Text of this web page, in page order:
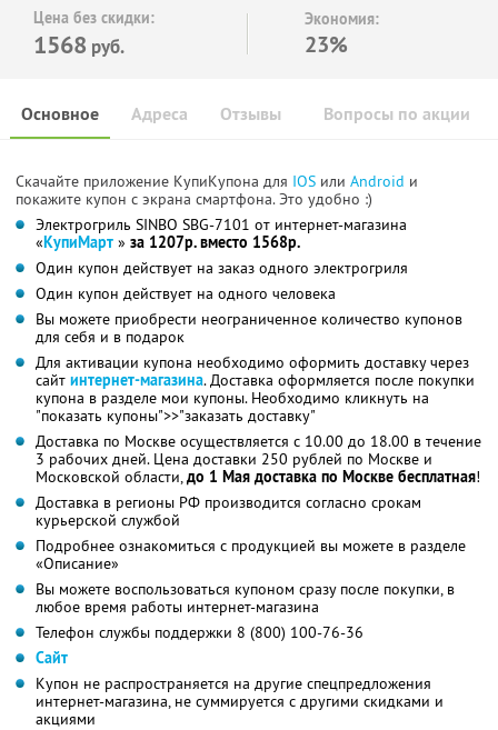
Цена без скидки:
1568 руб.
Экономия:
23%
Основное Отзывы Вопросы по акции
Адреса
Скачайте приложение КупиКупона для IOS или Android и
покажите купон с экрана смартфона. Это удобно :)
Электрогриль SINBO SBG-7101 от интернет-магазина
«КупиМарт » за 1207р. вместо 1568р.
Один купон действует на заказ одного электрогриля
Один купон действует на одного человека
Вы можете приобрести неограниченное количество купонов
для себя и в подарок
Для активации купона необходимо оформить доставку через
сайт интернет-магазина. Доставка оформляется после покупки
купона в разделе мои купоны. Необходимо кликнуть на
"показать купоны">>"заказать доставку"
Доставка по Москве осуществляется с 10.00 до 18.00 в течение
3 рабочих дней. Цена доставки 250 рублей по Москве и
Московской области,до 1 Мая доставка по Москве бесплатная!
Доставка в регионы РФ производится согласно срокам
курьерской службой
Подробнее ознакомиться с продукцией вы можете в разделе
«Описание»
Вы можете воспользоваться купоном сразу после покупки, в
любое время работы интернет-магазина
Телефон службы поддержки 8 (800) 100-76-36
Сайт
Купон не распространяется на другие спецпредложения
интернет-магазина, не суммируется с другими скидками и
акциями